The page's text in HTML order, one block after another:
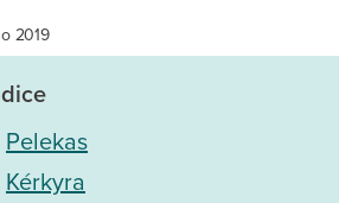
2019
Pelekas
Kérkyra